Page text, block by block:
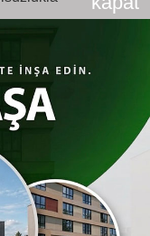
ayı meclis
Cihan
yılındaki
bugünkü
bir özeti
büyük